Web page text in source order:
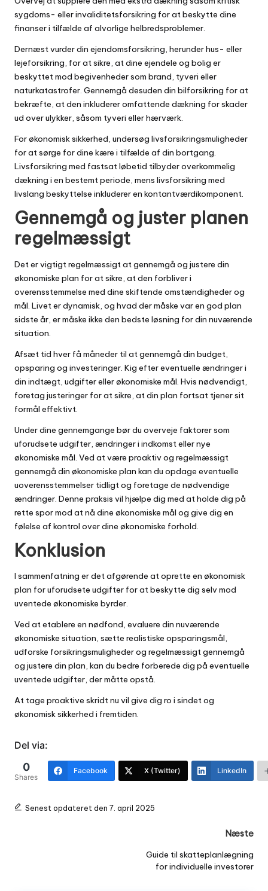
sygdoms- eller invaliditetsforsikring for at beskytte dine
finanser i tilfælde af alvorlige helbredsproblemer.
Dernæst vurder din ejendomsforsikring, herunder hus- eller
lejeforsikring, for at sikre, at dine ejendele og bolig er
beskyttet mod begivenheder som brand, tyveri eller
naturkatastrofer. Gennemgå desuden din bilforsikring for at
bekræfte, at den inkluderer omfattende dækning for skader
ud over ulykker, såsom tyveri eller hærværk.
For økonomisk sikkerhed, undersøg livsforsikringsmuligheder
for at sørge for dine kære i tilfælde af din bortgang.
Livsforsikring med fastsat løbetid tilbyder overkommelig
dækning i en bestemt periode, mens livsforsikring med
livslang beskyttelse inkluderer en kontantværdikomponent.
Gennemgå og juster planen
regelmæssigt
Det er vigtigt regelmæssigt at gennemgå og justere din
økonomiske plan for at sikre, at den forbliver i
overensstemmelse med dine skiftende omstændigheder og
mål. Livet er dynamisk, og hvad der måske var en god plan
sidste år, er måske ikke den bedste løsning for din nuværende
situation.
Afsæt tid hver få måneder til at gennemgå din budget,
opsparing og investeringer. Kig efter eventuelle ændringer i
din indtægt, udgifter eller økonomiske mål. Hvis nødvendigt,
foretag justeringer for at sikre, at din plan fortsat tjener sit
formål effektivt.
Under dine gennemgange bør du overveje faktorer som
uforudsete udgifter, ændringer i indkomst eller nye
økonomiske mål. Ved at være proaktiv og regelmæssigt
gennemgå din økonomiske plan kan du opdage eventuelle
uoverensstemmelser tidligt og foretage de nødvendige
ændringer. Denne praksis vil hjælpe dig med at holde dig på
rette spor mod at nå dine økonomiske mål og give dig en
følelse af kontrol over dine økonomiske forhold.
Konklusion
I sammenfatning er det afgørende at oprette en økonomisk
plan for uforudsete udgifter for at beskytte dig selv mod
uventede økonomiske byrder.
Ved at etablere en nødfond, evaluere din nuværende
økonomiske situation, sætte realistiske opsparingsmål,
udforske forsikringsmuligheder og regelmæssigt gennemgå
og justere din plan, kan du bedre forberede dig på eventuelle
uventede udgifter, der måtte opstå.
At tage proaktive skridt nu vil give dig ro i sindet og
økonomisk sikkerhed i fremtiden.
Del via:
0
Shares
Facebook X (Twitter) LinkedIn
Senest opdateret den 7. april 2025
Næste
Guide til skatteplanlægning
for individuelle investorer